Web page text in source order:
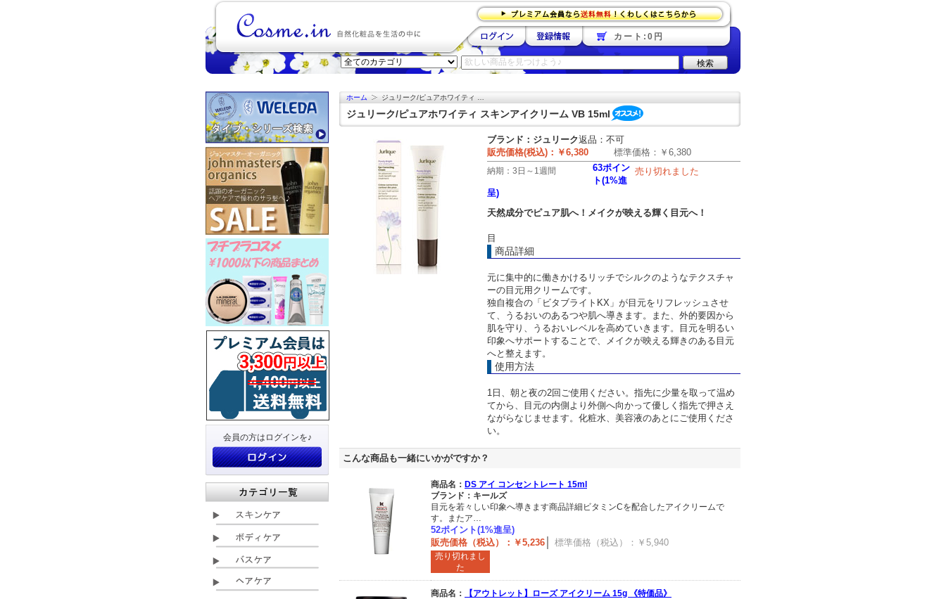
カート:0円
検索
ホーム ジュリーク/ピュアホワイティ …
ジュリーク/ピュアホワイティ スキンアイクリーム VB 15ml
ブランド： ジュリーク
標準価格： ￥6,380
販売価格(税込)： ￥6,380
売り切れました
納期： 3日～1週間
返品：不可
63ポイン
ト(1%進
呈)
天然成分でピュア肌へ！メイクが映える輝く目元へ！
目
商品詳細
元に集中的に働きかけるリッチでシルクのようなテクスチャ
ーの目元用クリームです。
独自複合の「ビタブライトKX」が目元をリフレッシュさせ
て、うるおいのあるつや肌へ導きます。また、外的要因から
肌を守り、うるおいレベルを高めていきます。目元を明るい
印象へサポートすることで、メイクが映える輝きのある目元
へと整えます。
使用方法
1日、朝と夜の2回ご使用ください。指先に少量を取って温め
てから、目元の内側より外側へ向かって優しく指先で押さえ
ながらなじませます。化粧水、美容液のあとにご使用くださ
い。
こんな商品も一緒にいかがですか？
商品名： DS アイ コンセントレート 15ml
ブランド：キールズ
目元を若々しい印象へ導きます商品詳細ビタミンCを配合したアイクリームで
す。またア…
52ポイント(1%進呈)
標準価格（税込）：￥5,940
販売価格（税込）：￥5,236
売り切れまし
た
商品名：
【アウトレット】ローズ アイクリーム 15g 《特価品》
会員の方はログインを♪